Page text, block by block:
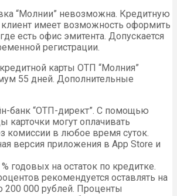
“Молнии” невозможна. Кредитную
клиент имеет возможность оформить
есть офис эмитента. Допускается
регистрации.
карты ОТП “Молния”
55 дней. Дополнительные
банк “ОТП-директ”. С помощью
карточки могут оплачивать
комиссии в любое время суток.
версия приложения в App Store и
годовых на остаток по кредитке.
рекомендуется оставлять на
200 000 рублей. Проценты